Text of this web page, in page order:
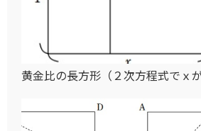
黄金比の長方形（２次方程式でｘが